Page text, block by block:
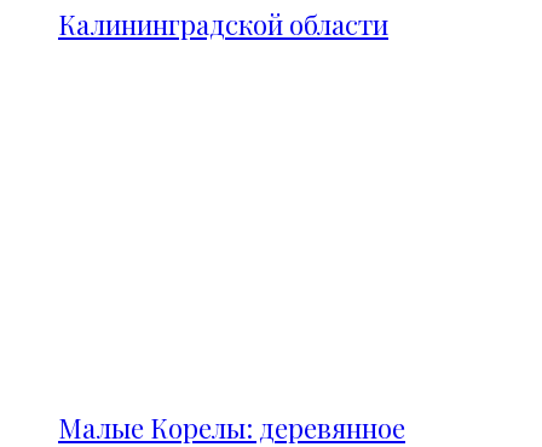
Калининградской области
Малые Корелы: деревянное